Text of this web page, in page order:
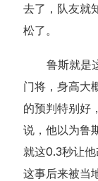
去了，队友就
松了。
鲁斯就是
门将，身高大
的预判特别好
说，他以为鲁
就这0.3秒让
这事后来被当